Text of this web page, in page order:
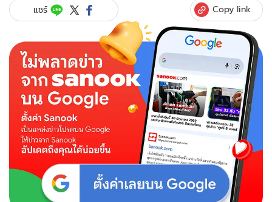
แชร์ Copy link